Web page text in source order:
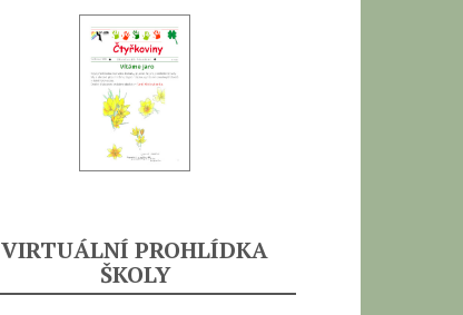
VIRTUÁLNÍ PROHLÍDKA
ŠKOLY